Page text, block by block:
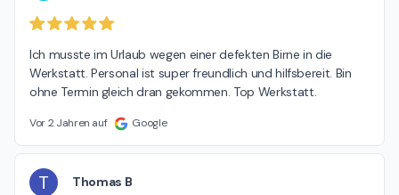
Ich musste im Urlaub wegen einer defekten Birne in die
Werkstatt. Personal ist super freundlich und hilfsbereit. Bin
ohne Termin gleich dran gekommen. Top Werkstatt.
Vor 2 Jahren auf Google
T Thomas B